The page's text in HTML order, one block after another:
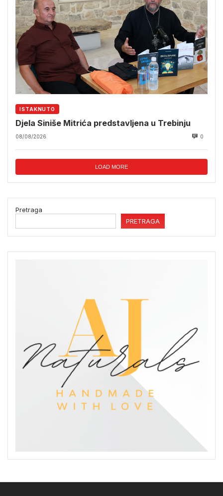
ISTAKNUTO
Djela Siniše Mitrića predstavljena u Trebinju
08/08/2026 0
LOAD MORE
Pretraga
PRETRAGA